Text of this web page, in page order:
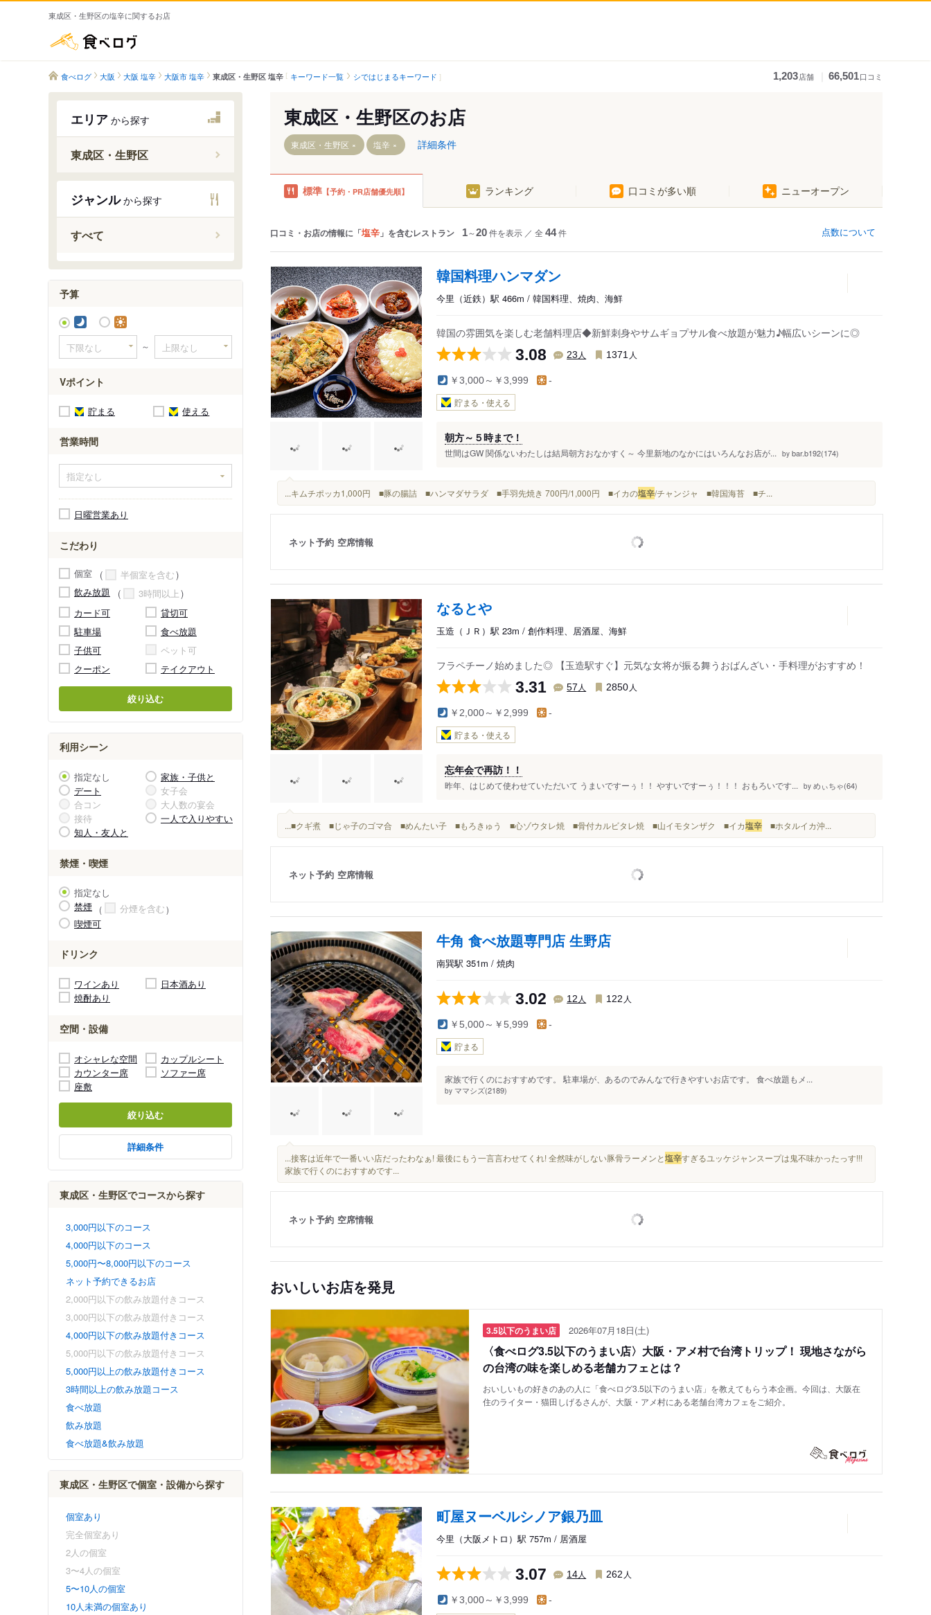
東成区・生野区の塩辛に関するお店
食べログ 大阪 大阪 塩辛 大阪市 塩辛 東成区・生野区 塩辛 キーワード一覧 シではじまるキーワード 1,203店舗 66,501口コミ
エリア から探す
東成区・生野区
衣摺加美北駅
深江橋駅
今里駅（大阪メトロ）
新深江駅
小路駅（大阪メトロ）
北巽駅
南巽駅
今里駅（近鉄）
ジャンルから探す
すべて
予算
～
Vポイント
貯まる 使える
営業時間
日曜営業あり
こだわり
個室
半個室を含む
飲み放題
3時間以上
カード可
貸切可
駐車場
食べ放題
子供可
ペット可
クーポン
テイクアウト
絞り込む
利用シーン
指定なし
家族・子供と
デート
女子会
合コン
大人数の宴会
接待
一人で入りやすい
知人・友人と
禁煙・喫煙
指定なし
禁煙
分煙を含む
喫煙可
ドリンク
ワインあり
日本酒あり
焼酎あり
空間・設備
オシャレな空間
カップルシート
カウンター席
ソファー席
座敷
絞り込む
詳細条件
東成区・生野区でコースから探す
3,000円以下のコース
4,000円以下のコース
5,000円〜8,000円以下のコース
ネット予約できるお店
2,000円以下の飲み放題付きコース
3,000円以下の飲み放題付きコース
4,000円以下の飲み放題付きコース
5,000円以下の飲み放題付きコース
5,000円以上の飲み放題付きコース
3時間以上の飲み放題コース
食べ放題
飲み放題
食べ放題&飲み放題
東成区・生野区で個室・設備から探す
個室あり
完全個室あり
2人の個室
3〜4人の個室
5〜10人の個室
10人未満の個室あり
東成区・生野区のお店
東成区・生野区 塩辛 詳細条件
標準 【予約・PR店舗優先順】 ランキング 口コミが多い順 ニューオープン
口コミ・お店の情報に「塩辛 」を含むレストラン 1～20件を表示 ／ 全 44件 点数について
韓国料理ハンマダン
今里（近鉄）駅 466m / 韓国料理、焼肉、海鮮
韓国の雰囲気を楽しむ老舗料理店◆新鮮刺身やサムギョプサル食べ放題が魅力♪幅広いシーンに◎
3.08 23 人 1371 人
￥3,000～￥3,999 -
貯まる・使える
朝方～５時まで！
世間はGW 関係ないわたしは結局朝方おなかすく～ 今里新地のなかにはいろんなお店が... by bar.b192(174)
...キムチポッカ1,000円 ■豚の腸詰 ■ハンマダサラダ ■手羽先焼き 700円/1,000円 ■イカの塩辛/チャンジャ ■韓国海苔 ■チ...
ネット予約 空席情報
なるとや
玉造（ＪＲ）駅 23m / 創作料理、居酒屋、海鮮
フラペチーノ始めました◎ 【玉造駅すぐ】元気な女将が振る舞うおばんざい・手料理がおすすめ！
3.31 57 人 2850 人
￥2,000～￥2,999 -
貯まる・使える
忘年会で再訪！！
昨年、はじめて使わせていただいて うまいですーぅ！！ やすいですーぅ！！！ おもろいです... by めぃちゃ(64)
...■クギ煮 ■じゃ子のゴマ合 ■めんたい子 ■もろきゅう ■心ゾウタレ焼 ■骨付カルビタレ焼 ■山イモタンザク ■イカ塩辛 ■ホタルイカ沖...
ネット予約 空席情報
牛角 食べ放題専門店 生野店
南巽駅 351m / 焼肉
3.02 12 人 122 人
￥5,000～￥5,999 -
貯まる
家族で行くのにおすすめです。 駐車場が、あるのでみんなで行きやすいお店です。 食べ放題もメ...
by ママシズ(2189)
...接客は近年で一番いい店だったわなぁ! 最後にもう一言言わせてくれ! 全然味がしない豚骨ラーメンと塩辛すぎるユッケジャンスープは鬼不味かったっす!!!
家族で行くのにおすすめです...
ネット予約 空席情報
おいしいお店を発見
3.5以下のうまい店 2026年07月18日(土)
〈食べログ3.5以下のうまい店〉大阪・アメ村で台湾トリップ！ 現地さながら
の台湾の味を楽しめる老舗カフェとは？
おいしいもの好きのあの人に「食べログ3.5以下のうまい店」を教えてもらう本企画。今回は、大阪在
住のライター・猫田しげるさんが、大阪・アメ村にある老舗台湾カフェをご紹介。
町屋ヌーベルシノア銀乃皿
今里（大阪メトロ）駅 757m / 居酒屋
3.07 14人 262 人
￥3,000～￥3,999 -